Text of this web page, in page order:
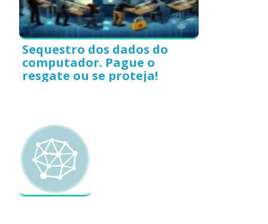
Sequestro dos dados do
computador. Pague o
resgate ou se proteja!